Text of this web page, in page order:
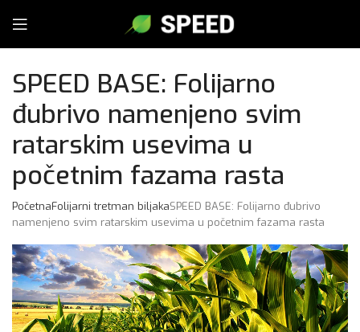
SPEED BASE: Folijarno
đubrivo namenjeno svim
ratarskim usevima u
početnim fazama rasta
PočetnaFolijarni tretman biljakaSPEED BASE: Folijarno đubrivo
namenjeno svim ratarskim usevima u početnim fazama rasta